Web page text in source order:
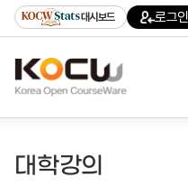
기
기
기
content)
가
대시보드 로그인
대학강의